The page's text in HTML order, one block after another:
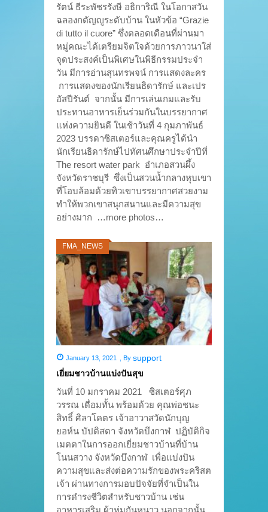
รัตน์ ธีระพัชรรังษี อธิการิณี ในโอกาสวัน
ฉลองกตัญญูระดับบ้าน ในหัวข้อ “Grazie
di tutto il cuore” ซึ่งตลอดเดือนที่ผ่านมา
หมู่คณะได้เตรียมจิตใจด้วยการภาวนาใส่
จุดประสงค์เป็นพิเศษในพิธีกรรมประจำ
วัน มีการอ่านสุนทรพจน์ การแสดงละคร
การแสดงของนักเรียนธิดารักษ์ และเปร
อัสปีรันต์ จากนั้น มีการเล่นเกมและรับ
ประทานอาหารเย็นร่วมกันในบรรยากาศ
แห่งความยินดี ในเช้าวันที่ 4 กุมภาพันธ์
2023 บรรดาซิสเตอร์และคุณครูได้นำ
นักเรียนธิดารักษ์ไปทัศนศึกษาประจำปีที่
The resort water park อำเภอสวนผึ้ง
จังหวัดราชบุรี ซึ่งเป็นสวนน้ำกลางหุบเขา
ที่โอบล้อมด้วยทิวเขาบรรยากาศสวยงาม
ทำให้พวกเขาสนุกสนานและมีความสุข
อย่างมาก …more photos…
FMA_NEWS
January 13, 2021 , By support
เยี่ยมชาวบ้านแบ่งปันสุข
วันที่ 10 มกราคม 2021 ซิสเตอร์ศุภ
วรรณ เดื่อมทั้น พร้อมด้วย คุณพ่อชนะ
สิทธิ์ ศิลาโคตร เจ้าอาวาสวัดนักบุญ
ยอห์น บัปติสตา จังหวัดบึงกาฬ ปฏิบัติกิจ
เมตตาในการออกเยี่ยมชาวบ้านที่บ้าน
โนนสวาง จังหวัดบึงกาฬ เพื่อแบ่งปัน
ความสุขและส่งต่อความรักของพระคริสต
เจ้า ผ่านทางการมอบปัจจัยที่จำเป็นใน
การดำรงชีวิตสำหรับชาวบ้าน เช่น